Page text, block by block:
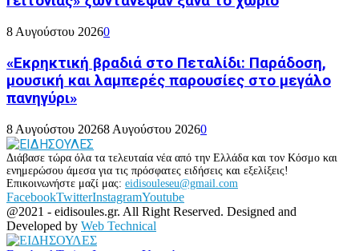
8 Αυγούστου 20260
«Εκρηκτική βραδιά στο Πεταλίδι: Παράδοση,
μουσική και λαμπερές παρουσίες στο μεγάλο
πανηγύρι»
8 Αυγούστου 20268 Αυγούστου 20260
Διάβασε τώρα όλα τα τελευταία νέα από την Ελλάδα και τον Κόσμο και
ενημερώσου άμεσα για τις πρόσφατες ειδήσεις και εξελίξεις!
Επικοινωνήστε μαζί μας: eidisouleseu@gmail.com
FacebookTwitterInstagramYoutube
@2021 - eidisoules.gr. All Right Reserved. Designed and
Developed by Web Technical